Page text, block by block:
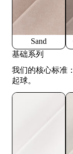
Sand
基础系列
我们的核心标准
起球。